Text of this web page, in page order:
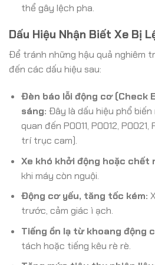
thể gây lệch pha.
Dấu Hiệu Nhận Biết Xe Bị
Để tránh những hậu quả nghiêm
đến các dấu hiệu sau:
Đèn báo lỗi động cơ (Check
sáng: Đây là dấu hiệu phổ
quan đến P0011, P0012,
trí trục cam).
Xe khó khởi động hoặc chết
khi máy còn nguội.
Động cơ yếu, tăng tốc kém:
trước, cảm giác ì ạch.
Tiếng ồn lạ từ khoang động
tách hoặc tiếng kêu rè rè.